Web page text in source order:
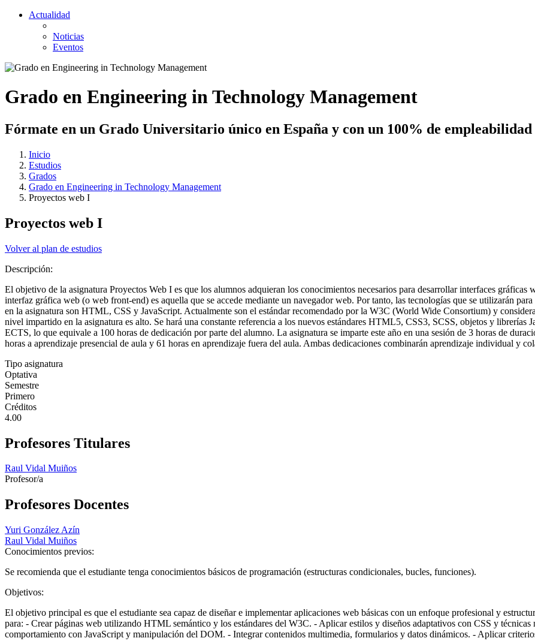
Actualidad
Noticias
Eventos
Grado en Engineering in Technology Management
Fórmate en un Grado Universitario único en España y con un 100% de empleabilidad
Inicio
Estudios
Grados
Grado en Engineering in Technology Management
Proyectos web I
Proyectos web I
Volver al plan de estudios
Descripción:
El objetivo de la asignatura Proyectos Web I es que los alumnos adquieran los conocimientos necesarios para desarrollar interfaces
interfaz gráfica web (o web front-end) es aquella que se accede mediante un navegador web. Por tanto, las tecnologías que se utilizarán
en la asignatura son HTML, CSS y JavaScript. Actualmente son el estándar recomendado por la W3C (World Wide Consortium) y
nivel impartido en la asignatura es alto. Se hará una constante referencia a los nuevos estándares HTML5, CSS3, SCSS, objetos y librerías
ECTS, lo que equivale a 100 horas de dedicación por parte del alumno. La asignatura se imparte este año en una sesión de 3 horas de
horas a aprendizaje presencial de aula y 61 horas en aprendizaje fuera del aula. Ambas dedicaciones combinarán aprendizaje individual y
Tipo asignatura
Optativa
Semestre
Primero
Créditos
4.00
Profesores Titulares
Raul Vidal Muiños
Profesor/a
Profesores Docentes
Yuri González Azín
Raul Vidal Muiños
Conocimientos previos:
Se recomienda que el estudiante tenga conocimientos básicos de programación (estructuras condicionales, bucles, funciones).
Objetivos:
El objetivo principal es que el estudiante sea capaz de diseñar e implementar aplicaciones web básicas con un enfoque profesional y
para: - Crear páginas web utilizando HTML semántico y los estándares del W3C. - Aplicar estilos y diseños adaptativos con CSS y
comportamiento con JavaScript y manipulación del DOM. - Integrar contenidos multimedia, formularios y datos dinámicos. - Aplicar